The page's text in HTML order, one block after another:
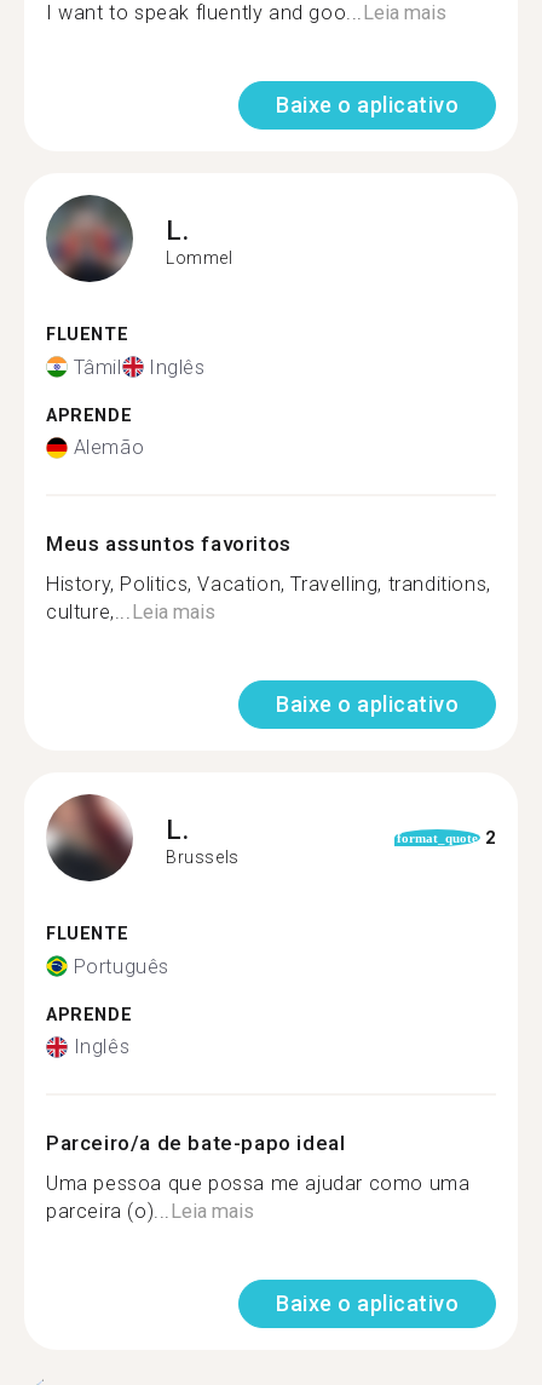
I want to speak fluently and goo...Leia mais
Baixe o aplicativo
L.
Lommel
FLUENTE
Tâmil Inglês
APRENDE
Alemão
Meus assuntos favoritos
History, Politics, Vacation, Travelling, tranditions,
culture,...Leia mais
Baixe o aplicativo
L.
Brussels
format_quote 2
FLUENTE
Português
APRENDE
Inglês
Parceiro/a de bate-papo ideal
Uma pessoa que possa me ajudar como uma
parceira (o)...Leia mais
Baixe o aplicativo